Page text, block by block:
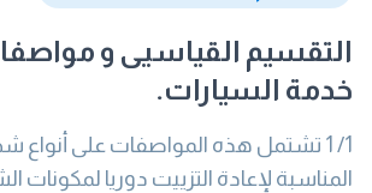
التقسيم القياسيى و
خدمة السيارات.
1/ 1 تشتمل هذه المواصفات على أنواع
المناسبة لإعادة التزييت دوريا لمكونات